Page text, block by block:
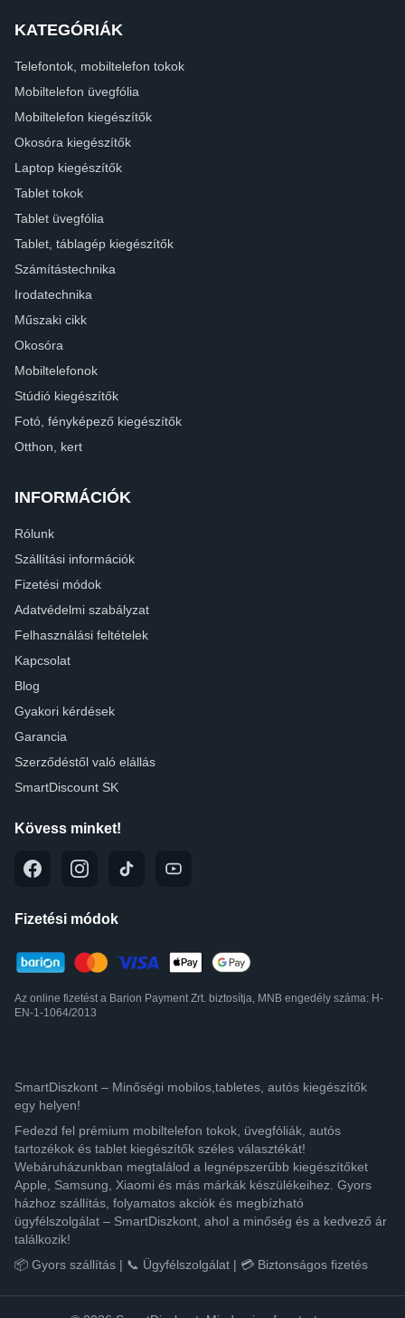
KATEGÓRIÁK
Telefontok, mobiltelefon tokok
Mobiltelefon üvegfólia
Mobiltelefon kiegészítők
Okosóra kiegészítők
Laptop kiegészítők
Tablet tokok
Tablet üvegfólia
Tablet, táblagép kiegészítők
Számítástechnika
Irodatechnika
Műszaki cikk
Okosóra
Mobiltelefonok
Stúdió kiegészítők
Fotó, fényképező kiegészítők
Otthon, kert
INFORMÁCIÓK
Rólunk
Szállítási információk
Fizetési módok
Adatvédelmi szabályzat
Felhasználási feltételek
Kapcsolat
Blog
Gyakori kérdések
Garancia
Szerződéstől való elállás
SmartDiscount SK
Kövess minket!
Fizetési módok
Az online fizetést a Barion Payment Zrt. biztosítja, MNB engedély száma: H-
EN-1-1064/2013
SmartDiszkont – Minőségi mobilos,tabletes, autós kiegészítők
egy helyen!
Fedezd fel prémium mobiltelefon tokok, üvegfóliák, autós
tartozékok és tablet kiegészítők széles választékát!
Webáruházunkban megtalálod a legnépszerűbb kiegészítőket
Apple, Samsung, Xiaomi és más márkák készülékeihez. Gyors
házhoz szállítás, folyamatos akciók és megbízható
ügyfélszolgálat – SmartDiszkont, ahol a minőség és a kedvező ár
találkozik!
📦 Gyors szállítás | 📞 Ügyfélszolgálat | 💳 Biztonságos fizetés